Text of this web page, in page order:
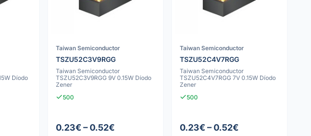
Díodo
Taiwan Semiconductor
TSZU52C3V9RGG
Taiwan Semiconductor
TSZU52C3V9RGG 9V 0.15W Díodo
Zener
500
0.23€ – 0.52€
Taiwan Semiconductor
TSZU52C4V7RGG
Taiwan Semiconductor
TSZU52C4V7RGG 7V 0.15W Díodo
Zener
500
0.23€ – 0.52€